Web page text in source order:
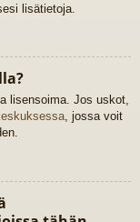
lisätietoja.
lisensoima. Jos uskot,
, jossa voit